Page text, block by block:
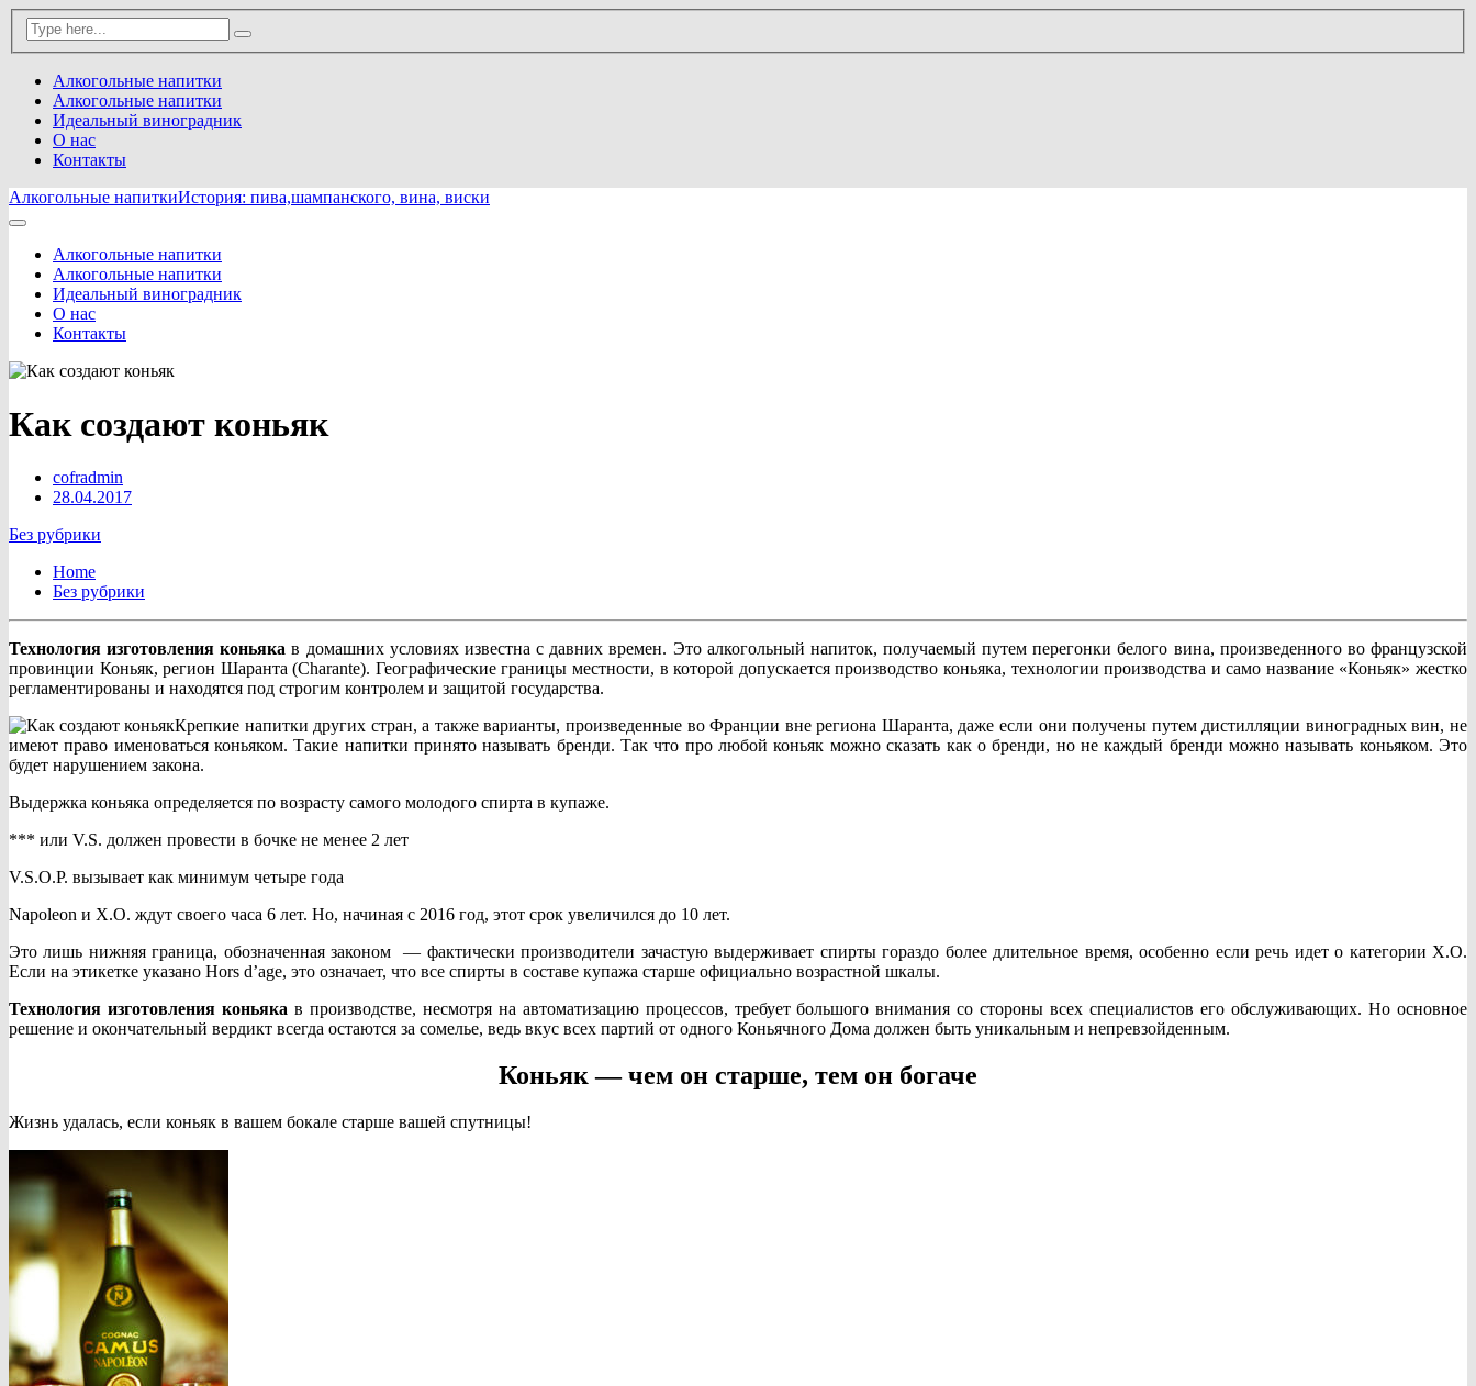
Алкогольные напитки
Алкогольные напитки
Идеальный виноградник
О нас
Контакты
Алкогольные напиткиИстория: пива,шампанского, вина, виски
Алкогольные напитки
Алкогольные напитки
Идеальный виноградник
О нас
Контакты
Как создают коньяк
cofradmin
28.04.2017
Без рубрики
Home
Без рубрики
Технология изготовления коньяка в домашних условиях известна с давних времен. Это алкогольный напиток, получаемый путем перегонки белого вина, произведенного во французской
провинции Коньяк, регион Шаранта (Charante). Географические границы местности, в которой допускается производство коньяка, технологии производства и само название «Коньяк» жестко
регламентированы и находятся под строгим контролем и защитой государства.
Крепкие напитки других стран, а также варианты, произведенные во Франции вне региона Шаранта, даже если они получены путем дистилляции виноградных вин, не
имеют право именоваться коньяком. Такие напитки принято называть бренди. Так что про любой коньяк можно сказать как о бренди, но не каждый бренди можно называть коньяком. Это
будет нарушением закона.
Выдержка коньяка определяется по возрасту самого молодого спирта в купаже.
*** или V.S. должен провести в бочке не менее 2 лет
V.S.O.P. вызывает как минимум четыре года
Napoleon и X.O. ждут своего часа 6 лет. Но, начиная с 2016 год, этот срок увеличился до 10 лет.
Это лишь нижняя граница, обозначенная законом — фактически производители зачастую выдерживает спирты гораздо более длительное время, особенно если речь идет о категории X.O.
Если на этикетке указано Hors d’age, это означает, что все спирты в составе купажа старше официально возрастной шкалы.
Технология изготовления коньякав производстве, несмотря на автоматизацию процессов, требует большого внимания со стороны всех специалистов его обслуживающих. Но основное
решение и окончательный вердикт всегда остаются за сомелье, ведь вкус всех партий от одного Коньячного Дома должен быть уникальным и непревзойденным.
Коньяк — чем он старше, тем он богаче
Жизнь удалась, если коньяк в вашем бокале старше вашей спутницы!